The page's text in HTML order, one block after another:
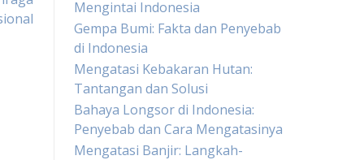
Mengintai Indonesia
Gempa Bumi: Fakta dan Penyebab
di Indonesia
Mengatasi Kebakaran Hutan:
Tantangan dan Solusi
Bahaya Longsor di Indonesia:
Penyebab dan Cara Mengatasinya
Mengatasi Banjir: Langkah-